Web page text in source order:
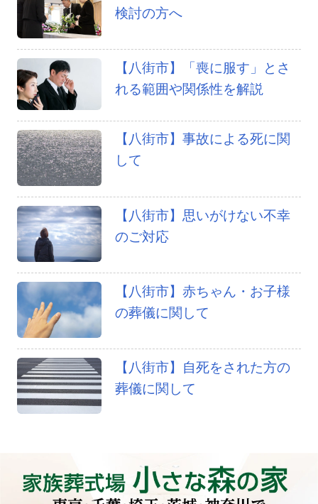
検討の方へ
【八街市】「喪に服す」とさ
れる範囲や関係性を解説
【八街市】事故による死に関
して
【八街市】思いがけない不幸
のご対応
【八街市】赤ちゃん・お子様
の葬儀に関して
【八街市】自死をされた方の
葬儀に関して